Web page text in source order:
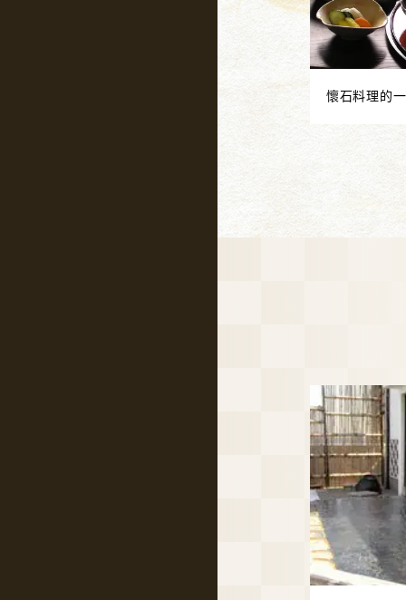
懷石料理的